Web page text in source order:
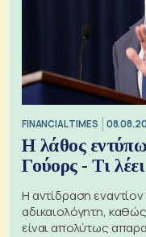
FINANCIAL TIMES
Η λάθος
Γούορς - Τι
Η αντίδραση
αδικαιολόγητη,
είναι απολύτως